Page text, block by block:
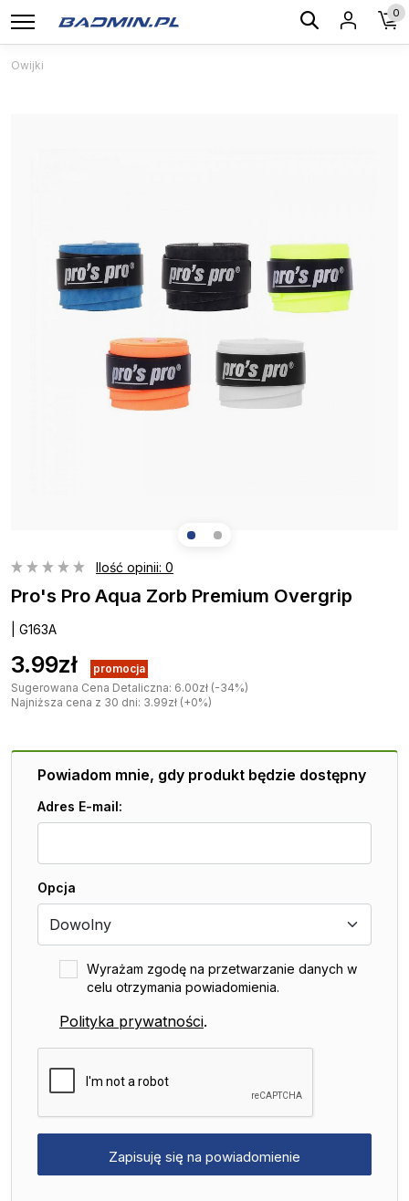
0
Owijki
Ilość opinii: 0
Pro's Pro Aqua Zorb Premium Overgrip
| G163A
3.99zł
promocja
Sugerowana Cena Detaliczna: 6.00zł (-34%)
Najniższa cena z 30 dni: 3.99zł (+0%)
Powiadom mnie, gdy produkt będzie dostępny
Adres E-mail:
Opcja
Wyrażam zgodę na przetwarzanie danych w
celu otrzymania powiadomienia.
Polityka prywatności.